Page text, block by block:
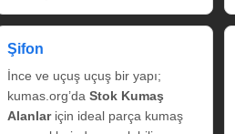
Şifon
İnce ve uçuş uçuş bir yapı;
kumas.org’da Stok Kumaş
Alanlariçin ideal parça kumaş